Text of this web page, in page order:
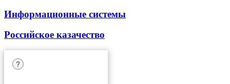
Информационные системы
Российское казачество
?